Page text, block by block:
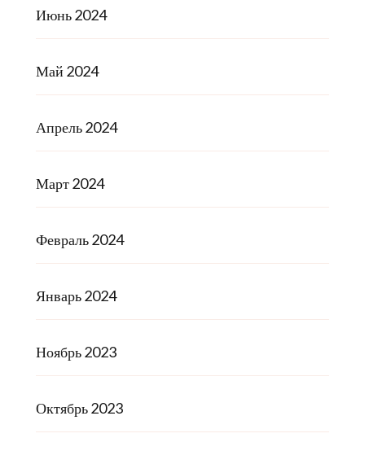
Июнь 2024
Май 2024
Апрель 2024
Март 2024
Февраль 2024
Январь 2024
Ноябрь 2023
Октябрь 2023